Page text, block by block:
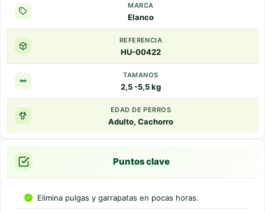
MARCA
Elanco
REFERENCIA
HU-00422
TAMANOS
2,5 -5,5 kg
EDAD DE PERROS
Adulto, Cachorro
Puntos clave
Elimina pulgas y garrapatas en pocas horas.